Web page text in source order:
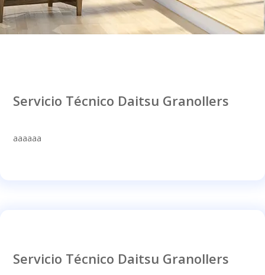
Servicio Técnico Daitsu Granollers
aaaaaa
Servicio Técnico Daitsu Granollers